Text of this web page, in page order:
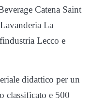
Catena Saint
La
Lecco e
didattico per un
classificato e 500